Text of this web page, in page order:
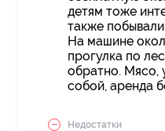
детям тоже
также
На машине
прогулка по
обратно. Мясо,
собой, аренда
Недостатки